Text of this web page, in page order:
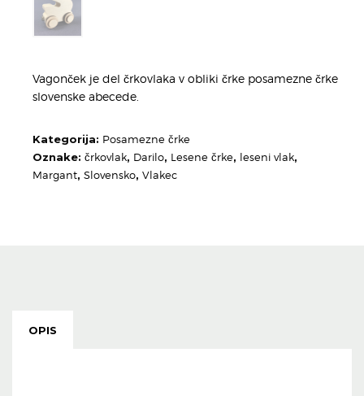
Vagonček je del črkovlaka v obliki črke posamezne črke
slovenske abecede.
Kategorija: Posamezne črke
Oznake: črkovlak, Darilo, Lesene črke, leseni vlak,
Margant, Slovensko, Vlakec
OPIS